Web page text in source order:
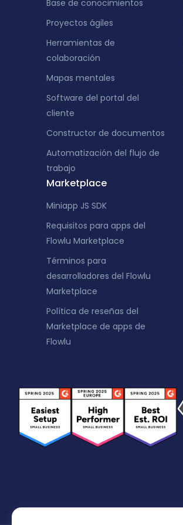
Base de conocimientos
Proyectos ágiles
Herramientas de
colaboración
Mapas mentales
Software del portal del
cliente
Constructor de documentos
Automatización del flujo de
trabajo
Marketplace
Miniapp JS SDK
Requisitos para apps del
Flowlu Marketplace
Términos para
desarrolladores del Flowlu
Marketplace
Política de reseñas del
Marketplace de apps de
Flowlu